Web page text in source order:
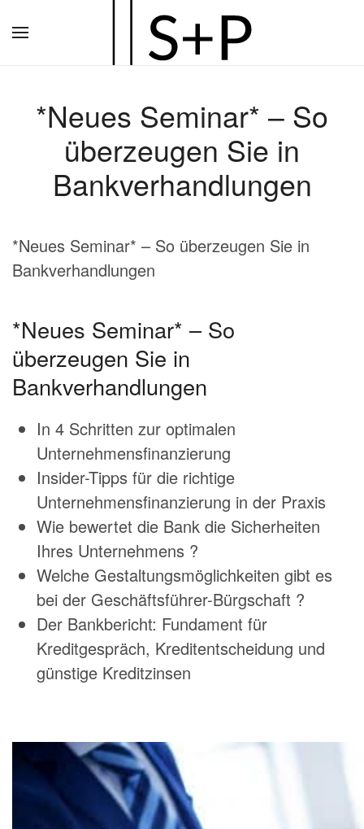
Hauptinhalt
*Neues Seminar* – So
überzeugen Sie in
Bankverhandlungen
*Neues Seminar* – So überzeugen Sie in
Bankverhandlungen
*Neues Seminar* – So
überzeugen Sie in
Bankverhandlungen
In 4 Schritten zur optimalen
Unternehmensfinanzierung
Insider-Tipps für die richtige
Unternehmensfinanzierung in der Praxis
Wie bewertet die Bank die Sicherheiten
Ihres Unternehmens ?
Welche Gestaltungsmöglichkeiten gibt es
bei der Geschäftsführer-Bürgschaft ?
Der Bankbericht: Fundament für
Kreditgespräch, Kreditentscheidung und
günstige Kreditzinsen